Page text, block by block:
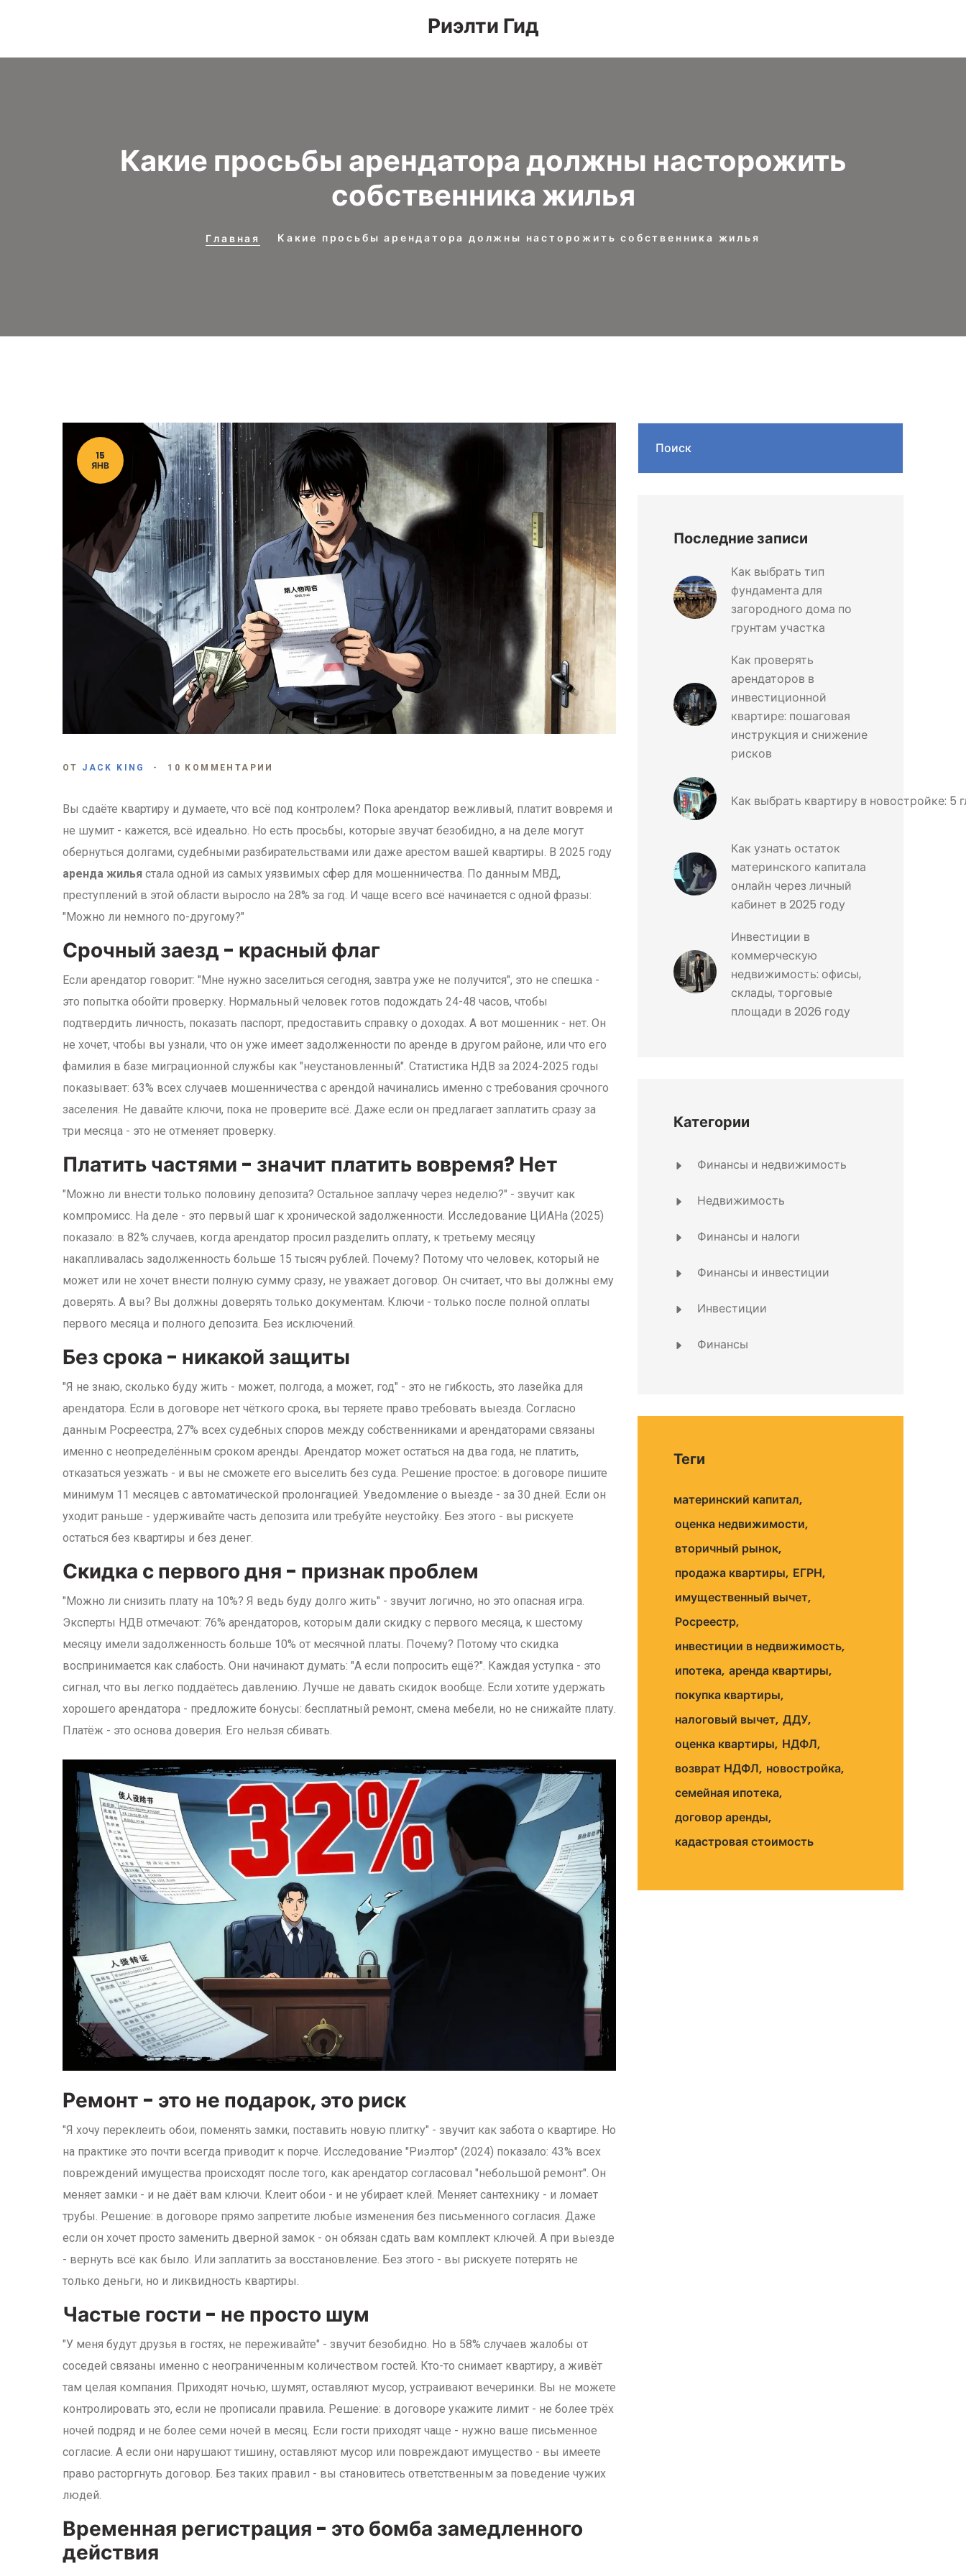
Риэлти Гид
Какие просьбы арендатора должны насторожить
собственника жилья
Главная Какие просьбы арендатора должны насторожить собственника жилья
15
ЯНВ
ОТ JACK KING 10 КОММЕНТАРИИ
Вы сдаёте квартиру и думаете, что всё под контролем? Пока арендатор вежливый, платит вовремя и
не шумит - кажется, всё идеально. Но есть просьбы, которые звучат безобидно, а на деле могут
обернуться долгами, судебными разбирательствами или даже арестом вашей квартиры. В 2025 году
аренда жилья стала одной из самых уязвимых сфер для мошенничества. По данным МВД,
преступлений в этой области выросло на 28% за год. И чаще всего всё начинается с одной фразы:
"Можно ли немного по-другому?"
Срочный заезд - красный флаг
Если арендатор говорит: "Мне нужно заселиться сегодня, завтра уже не получится", это не спешка -
это попытка обойти проверку. Нормальный человек готов подождать 24-48 часов, чтобы
подтвердить личность, показать паспорт, предоставить справку о доходах. А вот мошенник - нет. Он
не хочет, чтобы вы узнали, что он уже имеет задолженности по аренде в другом районе, или что его
фамилия в базе миграционной службы как "неустановленный". Статистика НДВ за 2024-2025 годы
показывает: 63% всех случаев мошенничества с арендой начинались именно с требования срочного
заселения. Не давайте ключи, пока не проверите всё. Даже если он предлагает заплатить сразу за
три месяца - это не отменяет проверку.
Платить частями - значит платить вовремя? Нет
"Можно ли внести только половину депозита? Остальное заплачу через неделю?" - звучит как
компромисс. На деле - это первый шаг к хронической задолженности. Исследование ЦИАНа (2025)
показало: в 82% случаев, когда арендатор просил разделить оплату, к третьему месяцу
накапливалась задолженность больше 15 тысяч рублей. Почему? Потому что человек, который не
может или не хочет внести полную сумму сразу, не уважает договор. Он считает, что вы должны ему
доверять. А вы? Вы должны доверять только документам. Ключи - только после полной оплаты
первого месяца и полного депозита. Без исключений.
Без срока - никакой защиты
"Я не знаю, сколько буду жить - может, полгода, а может, год" - это не гибкость, это лазейка для
арендатора. Если в договоре нет чёткого срока, вы теряете право требовать выезда. Согласно
данным Росреестра, 27% всех судебных споров между собственниками и арендаторами связаны
именно с неопределённым сроком аренды. Арендатор может остаться на два года, не платить,
отказаться уезжать - и вы не сможете его выселить без суда. Решение простое: в договоре пишите
минимум 11 месяцев с автоматической пролонгацией. Уведомление о выезде - за 30 дней. Если он
уходит раньше - удерживайте часть депозита или требуйте неустойку. Без этого - вы рискуете
остаться без квартиры и без денег.
Скидка с первого дня - признак проблем
"Можно ли снизить плату на 10%? Я ведь буду долго жить" - звучит логично, но это опасная игра.
Эксперты НДВ отмечают: 76% арендаторов, которым дали скидку с первого месяца, к шестому
месяцу имели задолженность больше 10% от месячной платы. Почему? Потому что скидка
воспринимается как слабость. Они начинают думать: "А если попросить ещё?". Каждая уступка - это
сигнал, что вы легко поддаётесь давлению. Лучше не давать скидок вообще. Если хотите удержать
хорошего арендатора - предложите бонусы: бесплатный ремонт, смена мебели, но не снижайте плату.
Платёж - это основа доверия. Его нельзя сбивать.
Ремонт - это не подарок, это риск
"Я хочу переклеить обои, поменять замки, поставить новую плитку" - звучит как забота о квартире. Но
на практике это почти всегда приводит к порче. Исследование "Риэлтор" (2024) показало: 43% всех
повреждений имущества происходят после того, как арендатор согласовал "небольшой ремонт". Он
меняет замки - и не даёт вам ключи. Клеит обои - и не убирает клей. Меняет сантехнику - и ломает
трубы. Решение: в договоре прямо запретите любые изменения без письменного согласия. Даже
если он хочет просто заменить дверной замок - он обязан сдать вам комплект ключей. А при выезде
- вернуть всё как было. Или заплатить за восстановление. Без этого - вы рискуете потерять не
только деньги, но и ликвидность квартиры.
Частые гости - не просто шум
"У меня будут друзья в гостях, не переживайте" - звучит безобидно. Но в 58% случаев жалобы от
соседей связаны именно с неограниченным количеством гостей. Кто-то снимает квартиру, а живёт
там целая компания. Приходят ночью, шумят, оставляют мусор, устраивают вечеринки. Вы не можете
контролировать это, если не прописали правила. Решение: в договоре укажите лимит - не более трёх
ночей подряд и не более семи ночей в месяц. Если гости приходят чаще - нужно ваше письменное
согласие. А если они нарушают тишину, оставляют мусор или повреждают имущество - вы имеете
право расторгнуть договор. Без таких правил - вы становитесь ответственным за поведение чужих
людей.
Временная регистрация - это бомба замедленного
действия
Поиск
Последние записи
Как выбрать тип
фундамента для
загородного дома по
грунтам участка
Как проверять
арендаторов в
инвестиционной
квартире: пошаговая
инструкция и снижение
рисков
Как выбрать квартиру в новостройке: 5
Как узнать остаток
материнского капитала
онлайн через личный
кабинет в 2025 году
Инвестиции в
коммерческую
недвижимость: офисы,
склады, торговые
площади в 2026 году
Категории
Финансы и недвижимость
Недвижимость
Финансы и налоги
Финансы и инвестиции
Инвестиции
Финансы
Теги
материнский капитал
оценка недвижимости
вторичный рынок
продажа квартиры ЕГРН
имущественный вычет
Росреестр
инвестиции в недвижимость
ипотека аренда квартиры
покупка квартиры
налоговый вычет ДДУ
оценка квартиры НДФЛ
возврат НДФЛ новостройка
семейная ипотека
договор аренды
кадастровая стоимость